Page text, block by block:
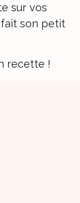
sur vos
fait son petit
recette !